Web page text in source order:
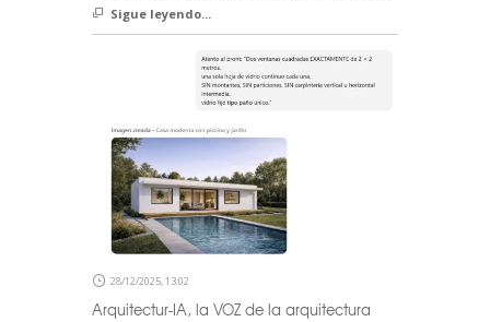
Sigue leyendo...
28/12/2025, 13:02
Arquitectur-IA, la VOZ de la arquitectura